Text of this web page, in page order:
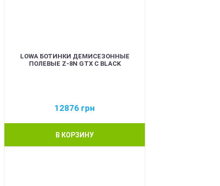
LOWA БОТИНКИ ДЕМИСЕЗОННЫЕ
ПОЛЕВЫЕ Z-8N GTX C BLACK
12876 грн
В КОРЗИНУ